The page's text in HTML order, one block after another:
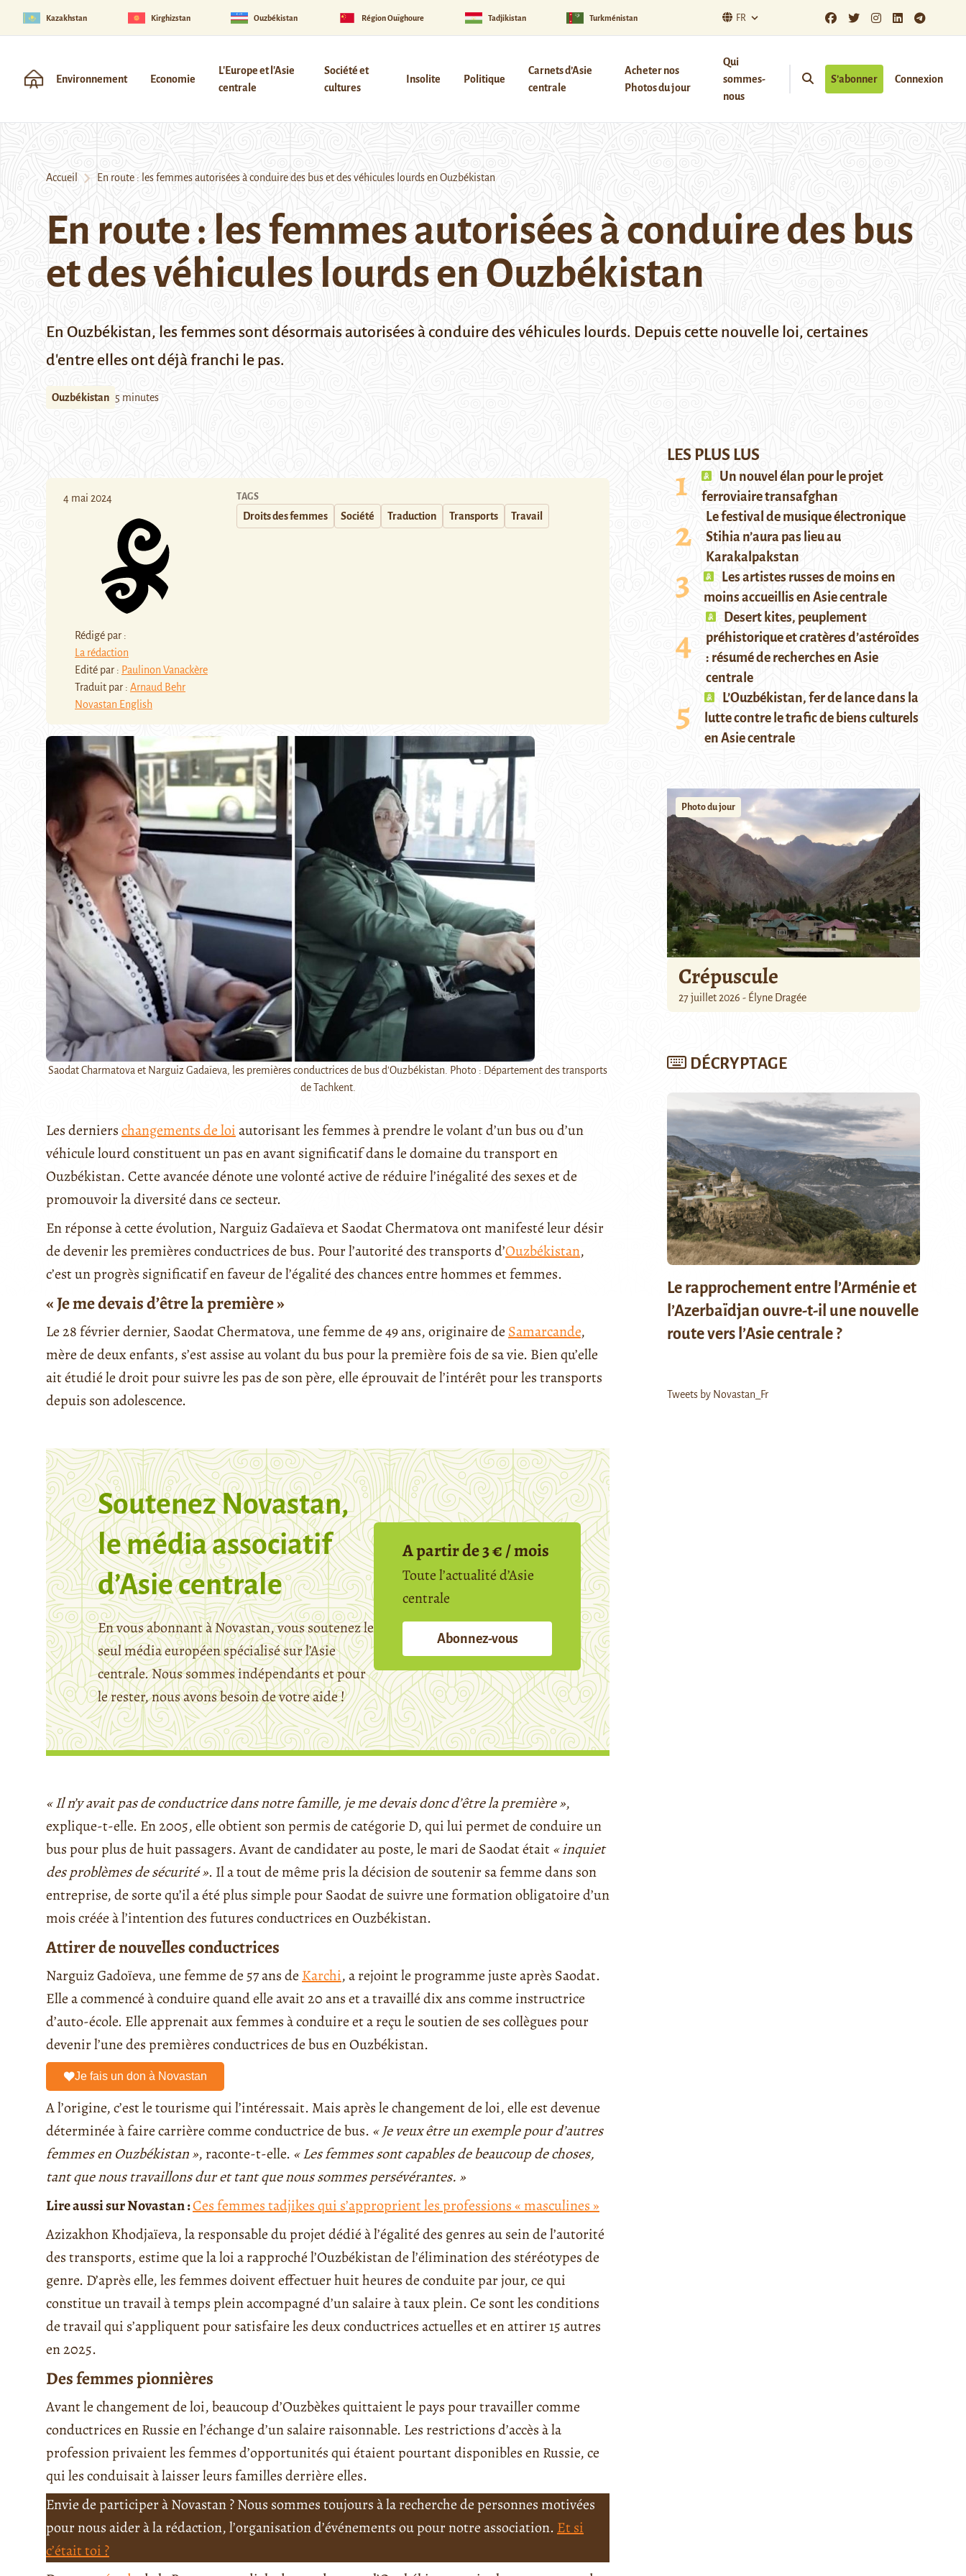
Kazakhstan Kirghizstan Ouzbékistan Région Ouïghoure Tadjikistan Turkménistan FR
Environnement Economie
L'Europe et l'Asie
centrale
Société et
cultures
Insolite Politique
Carnets d’Asie
centrale
Acheter nos
Photos du jour
Qui
sommes-
nous
S’abonner Connexion
Accueil En route : les femmes autorisées à conduire des bus et des véhicules lourds en Ouzbékistan
En route : les femmes autorisées à conduire des bus
et des véhicules lourds en Ouzbékistan
En Ouzbékistan, les femmes sont désormais autorisées à conduire des véhicules lourds. Depuis cette nouvelle loi, certaines
d'entre elles ont déjà franchi le pas.
Ouzbékistan 5 minutes
4 mai 2024
Rédigé par :
La rédaction
Edité par : Paulinon Vanackère
Traduit par : Arnaud Behr
Novastan English
TAGS
Droits des femmes Société Traduction Transports Travail
Saodat Charmatova et Narguiz Gadaïeva, les premières conductrices de bus d'Ouzbékistan. Photo : Département des transports
de Tachkent.
Les dernierschangements de loiautorisant les femmes à prendre le volant d’un bus ou d’un
véhicule lourd constituent un pas en avant significatif dans le domaine du transport en
Ouzbékistan. Cette avancée dénote une volonté active de réduire l’inégalité des sexes et de
promouvoir la diversité dans ce secteur.
En réponse à cette évolution, Narguiz Gadaïeva et Saodat Chermatova ont manifesté leur désir
de devenir les premières conductrices de bus. Pour l’autorité des transports d’Ouzbékistan,
c’est un progrès significatif en faveur de l’égalité des chances entre hommes et femmes.
« Je me devais d’être la première »
Le 28 février dernier, Saodat Chermatova, une femme de 49 ans, originaire de Samarcande,
mère de deux enfants, s’est assise au volant du bus pour la première fois de sa vie. Bien qu’elle
ait étudié le droit pour suivre les pas de son père, elle éprouvait de l’intérêt pour les transports
depuis son adolescence.
Soutenez Novastan,
le média associatif
d’Asie centrale
En vous abonnant à Novastan, vous soutenez le
seul média européen spécialisé sur l’Asie
centrale. Nous sommes indépendants et pour
le rester, nous avons besoin de votre aide !
A partir de 3 € / mois
Toute l’actualité d’Asie
centrale
Abonnez-vous
« Il n’y avait pas de conductrice dans notre famille, je me devais donc d’être la première »,
explique-t-elle. En 2005, elle obtient son permis de catégorie D, qui lui permet de conduire un
bus pour plus de huit passagers. Avant de candidater au poste, le mari de Saodat était« inquiet
des problèmes de sécurité ». Il a tout de même pris la décision de soutenir sa femme dans son
entreprise, de sorte qu’il a été plus simple pour Saodat de suivre une formation obligatoire d’un
mois créée à l’intention des futures conductrices en Ouzbékistan.
Attirer de nouvelles conductrices
Narguiz Gadoïeva, une femme de 57 ans de Karchi, a rejoint le programme juste après Saodat.
Elle a commencé à conduire quand elle avait 20 ans et a travaillé dix ans comme instructrice
d’auto-école. Elle apprenait aux femmes à conduire et a reçu le soutien de ses collègues pour
devenir l’une des premières conductrices de bus en Ouzbékistan.
Je fais un don à Novastan
A l’origine, c’est le tourisme qui l’intéressait. Mais après le changement de loi, elle est devenue
déterminée à faire carrière comme conductrice de bus. « Je veux être un exemple pour d’autres
femmes en Ouzbékistan », raconte-t-elle. « Les femmes sont capables de beaucoup de choses,
tant que nous travaillons dur et tant que nous sommes persévérantes. »
Lire aussi sur Novastan :Ces femmes tadjikes qui s’approprient les professions « masculines »
Azizakhon Khodjaïeva, la responsable du projet dédié à l’égalité des genres au sein de l’autorité
des transports, estime que la loi a rapproché l’Ouzbékistan de l’élimination des stéréotypes de
genre. D’après elle, les femmes doivent effectuer huit heures de conduite par jour, ce qui
constitue un travail à temps plein accompagné d’un salaire à taux plein. Ce sont les conditions
de travail qui s’appliquent pour satisfaire les deux conductrices actuelles et en attirer 15 autres
en 2025.
Des femmes pionnières
Avant le changement de loi, beaucoup d’Ouzbèkes quittaient le pays pour travailler comme
conductrices en Russie en l’échange d’un salaire raisonnable. Les restrictions d’accès à la
profession privaient les femmes d’opportunités qui étaient pourtant disponibles en Russie, ce
qui les conduisait à laisser leurs familles derrière elles.
Envie de participer à Novastan ? Nous sommes toujours à la recherche de personnes motivées
pour nous aider à la rédaction, l’organisation d’événements ou pour notre association. Et si
c’était toi ?
LES PLUS LUS
Un nouvel élan pour le projet
ferroviaire transafghan
Le festival de musique électronique
Stihia n’aura pas lieu au
Karakalpakstan
Les artistes russes de moins en
moins accueillis en Asie centrale
Desert kites, peuplement
préhistorique et cratères d’astéroïdes
: résumé de recherches en Asie
centrale
L’Ouzbékistan, fer de lance dans la
lutte contre le trafic de biens culturels
en Asie centrale
Photo du jour
Crépuscule
27 juillet 2026 - Élyne Dragée
DÉCRYPTAGE
Le rapprochement entre l’Arménie et
l’Azerbaïdjan ouvre-t-il une nouvelle
route vers l’Asie centrale ?
Tweets by Novastan_Fr